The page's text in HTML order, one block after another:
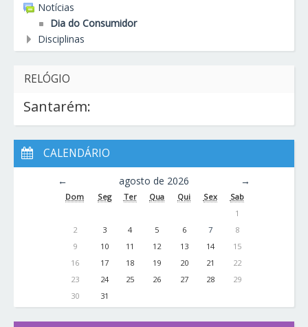
Notícias
Dia do Consumidor
Disciplinas
RELÓGIO
Santarém:
CALENDÁRIO
← agosto de 2026 →
Dom Seg Ter Qua Qui Sex
Sab
1
2
3 4 5 6 7
8
9
10 11 12 13 14
15
16
17 18 19 20 21
22
23
24 25 26 27 28
29
30
31